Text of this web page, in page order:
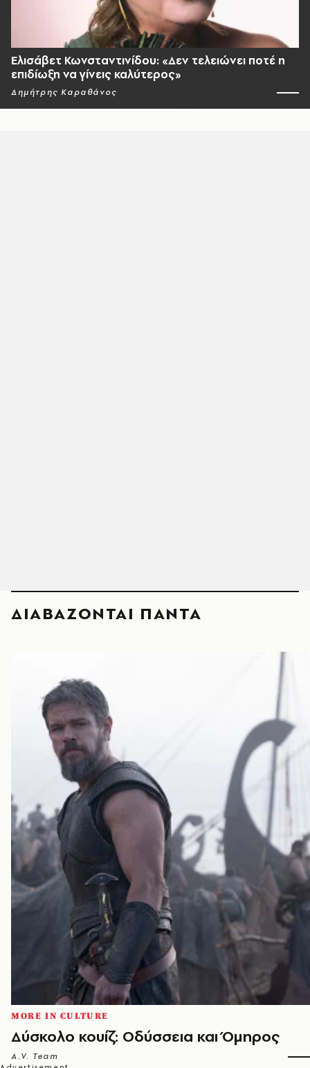
Ελισάβετ Κωνσταντινίδου: «Δεν τελειώνει ποτέ η
επιδίωξη να γίνεις καλύτερος»
Δημήτρης Καραθάνος
ΔΙΑΒΑΖΟΝΤΑΙ ΠΑΝΤΑ
MORE IN CULTURE
Δύσκολο κουίζ: Οδύσσεια και Όμηρος
A.V. Team